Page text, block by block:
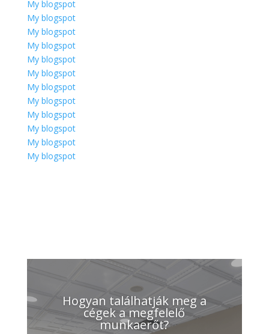
My blogspot
My blogspot
My blogspot
My blogspot
My blogspot
My blogspot
My blogspot
My blogspot
My blogspot
My blogspot
My blogspot
My blogspot
Hogyan találhatják meg a
cégek a megfelelő
munkaerőt?